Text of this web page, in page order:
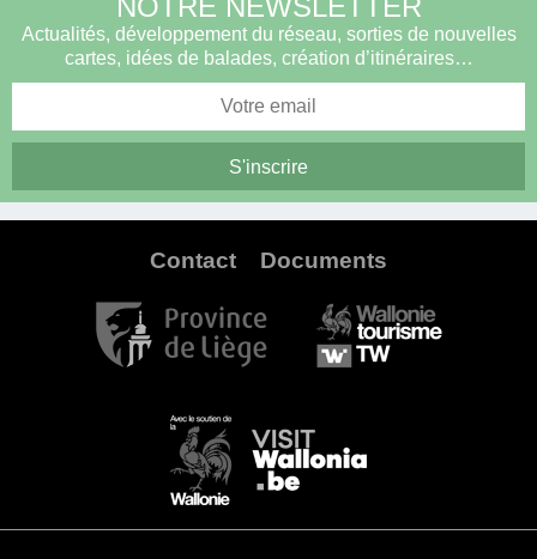
NOTRE NEWSLETTER
Actualités, développement du réseau, sorties de nouvelles
cartes, idées de balades, création d’itinéraires…
Contact Documents